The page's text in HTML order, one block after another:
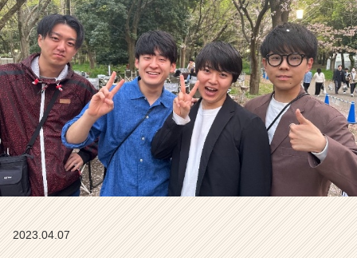
g
h
t
の
タ
イ
ム
ラ
イ
ン】
|
ベ
2023.04.07